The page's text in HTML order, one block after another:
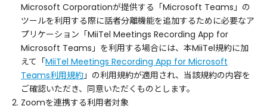
Microsoft Corporationが提供する「Microsoft Teams」の
ツールを利用する際に話者分離機能を追加するために必要なア
プリケーション「MiiTel Meetings Recording App for
Microsoft Teams」を利用する場合には、本MiiTel規約に加
えて「MiiTel Meetings Recording App for Microsoft
Teams利用規約」の利用規約が適用され、当該規約の内容を
ご確認いただき、同意いただくものとします。
2. Zoomを連携する利用者対象